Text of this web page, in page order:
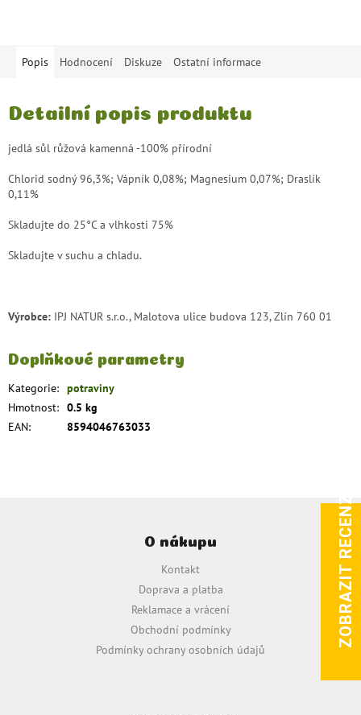
Popis Hodnocení Diskuze Ostatní informace
Detailní popis produktu
jedlá sůl růžová kamenná -100% přírodní
Chlorid sodný 96,3%; Vápník 0,08%; Magnesium 0,07%; Draslík
0,11%
Skladujte do 25°C a vlhkosti 75%
Skladujte v suchu a chladu.
Výrobce: IPJ NATUR s.r.o., Malotova ulice budova 123, Zlín 760 01
Doplňkové parametry
Kategorie: potraviny
Hmotnost: 0.5 kg
EAN: 8594046763033
O nákupu
Kontakt
Doprava a platba
Reklamace a vrácení
Obchodní podmínky
Podmínky ochrany osobních údajů
ZOBRAZIT RECENZE